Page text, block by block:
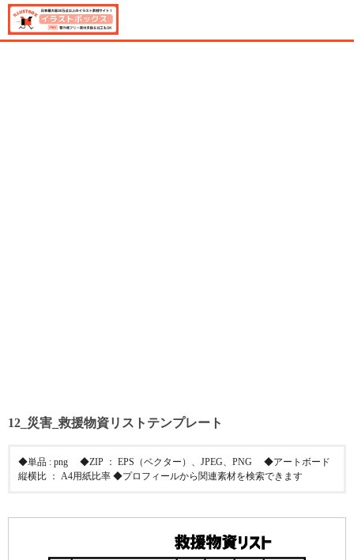
12_災害_救援物資リストテンプレート
◆単品 : png ◆ZIP ： EPS（ベクター）、JPEG、PNG ◆アートボード
縦横比 ： A4用紙比率 ◆プロフィールから関連素材を検索できます